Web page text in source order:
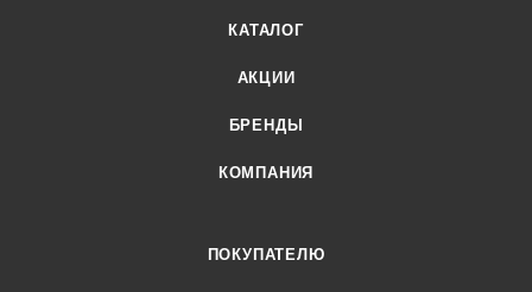
КАТАЛОГ
АКЦИИ
БРЕНДЫ
КОМПАНИЯ
ПОКУПАТЕЛЮ